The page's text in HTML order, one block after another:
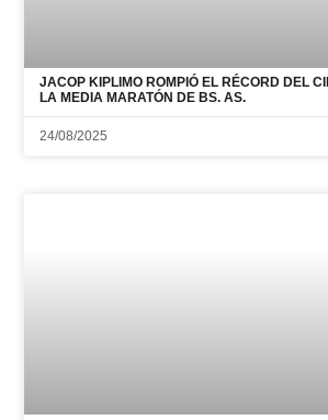
JACOP KIPLIMO ROMPIÓ EL RÉCORD DEL
LA MEDIA MARATÓN DE BS. AS.
24/08/2025